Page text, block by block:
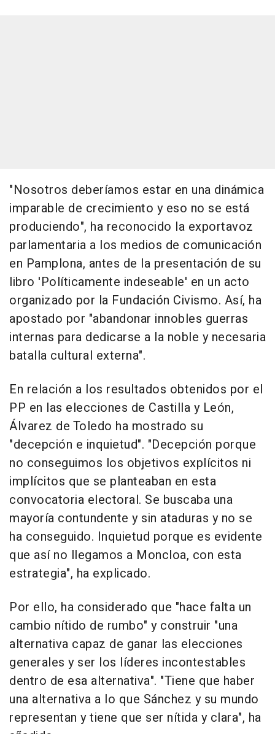
"Nosotros deberíamos estar en una dinámica
imparable de crecimiento y eso no se está
produciendo", ha reconocido la exportavoz
parlamentaria a los medios de comunicación
en Pamplona, antes de la presentación de su
libro 'Políticamente indeseable' en un acto
organizado por la Fundación Civismo. Así, ha
apostado por "abandonar innobles guerras
internas para dedicarse a la noble y necesaria
batalla cultural externa".
En relación a los resultados obtenidos por el
PP en las elecciones de Castilla y León,
Álvarez de Toledo ha mostrado su
"decepción e inquietud". "Decepción porque
no conseguimos los objetivos explícitos ni
implícitos que se planteaban en esta
convocatoria electoral. Se buscaba una
mayoría contundente y sin ataduras y no se
ha conseguido. Inquietud porque es evidente
que así no llegamos a Moncloa, con esta
estrategia", ha explicado.
Por ello, ha considerado que "hace falta un
cambio nítido de rumbo" y construir "una
alternativa capaz de ganar las elecciones
generales y ser los líderes incontestables
dentro de esa alternativa". "Tiene que haber
una alternativa a lo que Sánchez y su mundo
representan y tiene que ser nítida y clara", ha